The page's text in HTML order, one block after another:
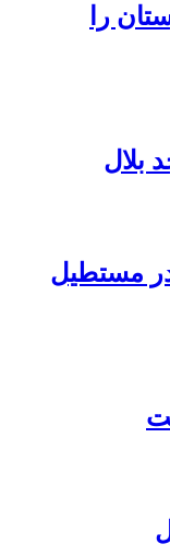
را
بلال
در مستطیل